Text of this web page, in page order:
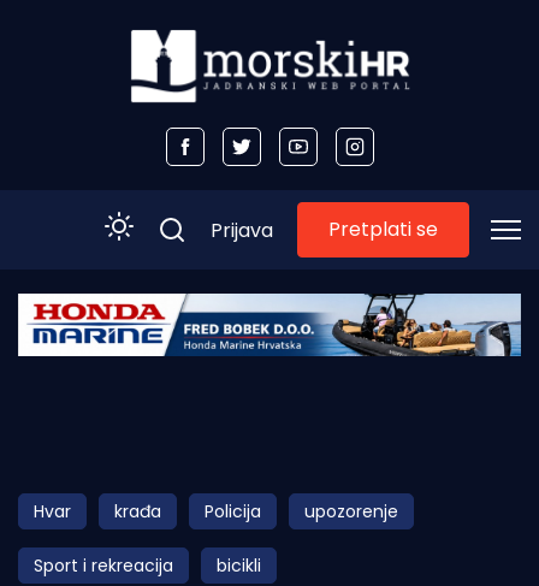
Početna
Obala
Otoci
Prijava Pretplati se
Hvar krađa Policija upozorenje
Sport i rekreacija bicikli